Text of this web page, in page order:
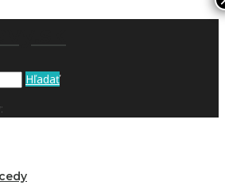
Hľadať